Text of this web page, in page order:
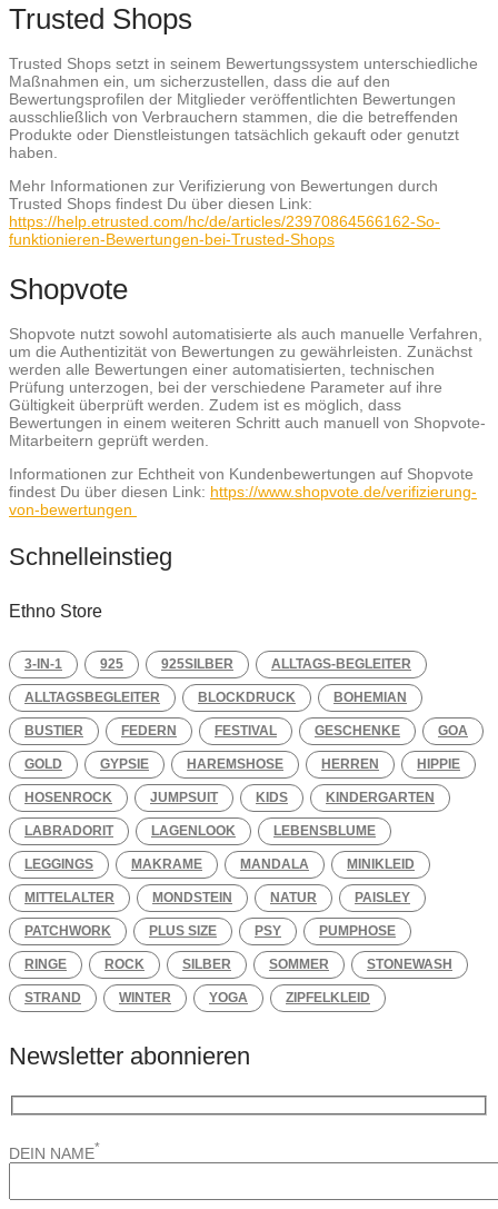
Trusted Shops
Trusted Shops setzt in seinem Bewertungssystem unterschiedliche
Maßnahmen ein, um sicherzustellen, dass die auf den
Bewertungsprofilen der Mitglieder veröffentlichten Bewertungen
ausschließlich von Verbrauchern stammen, die die betreffenden
Produkte oder Dienstleistungen tatsächlich gekauft oder genutzt
haben.
Mehr Informationen zur Verifizierung von Bewertungen durch
Trusted Shops findest Du über diesen Link:
https://help.etrusted.com/hc/de/articles/23970864566162-So-
funktionieren-Bewertungen-bei-Trusted-Shops
Shopvote
Shopvote nutzt sowohl automatisierte als auch manuelle Verfahren,
um die Authentizität von Bewertungen zu gewährleisten. Zunächst
werden alle Bewertungen einer automatisierten, technischen
Prüfung unterzogen, bei der verschiedene Parameter auf ihre
Gültigkeit überprüft werden. Zudem ist es möglich, dass
Bewertungen in einem weiteren Schritt auch manuell von Shopvote-
Mitarbeitern geprüft werden.
Informationen zur Echtheit von Kundenbewertungen auf Shopvote
findest Du über diesen Link: https://www.shopvote.de/verifizierung-
von-bewertungen
Schnelleinstieg
Ethno Store
3-IN-1 925 925SILBER ALLTAGS-BEGLEITER
ALLTAGSBEGLEITER BLOCKDRUCK BOHEMIAN
BUSTIER FEDERN FESTIVAL GESCHENKE GOA
GOLD GYPSIE HAREMSHOSE HERREN HIPPIE
HOSENROCK JUMPSUIT KIDS KINDERGARTEN
LABRADORIT LAGENLOOK LEBENSBLUME
LEGGINGS MAKRAME MANDALA MINIKLEID
MITTELALTER MONDSTEIN NATUR PAISLEY
PATCHWORK PLUS SIZE PSY PUMPHOSE
RINGE ROCK SILBER SOMMER STONEWASH
STRAND WINTER YOGA ZIPFELKLEID
Newsletter abonnieren
DEIN NAME*